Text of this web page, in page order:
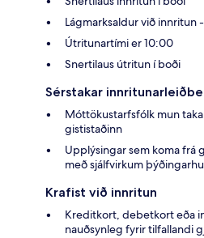
Lágmarksaldur við innritun
Útritunartími er 10:00
Snertilaus útritun í boði
Sérstakar
Móttökustarfsfólk mun
gististaðinn
Upplýsingar sem koma
með sjálfvirkum
Krafist við innritun
Kreditkort, debetkort eða
nauðsynleg fyrir tilfallandi